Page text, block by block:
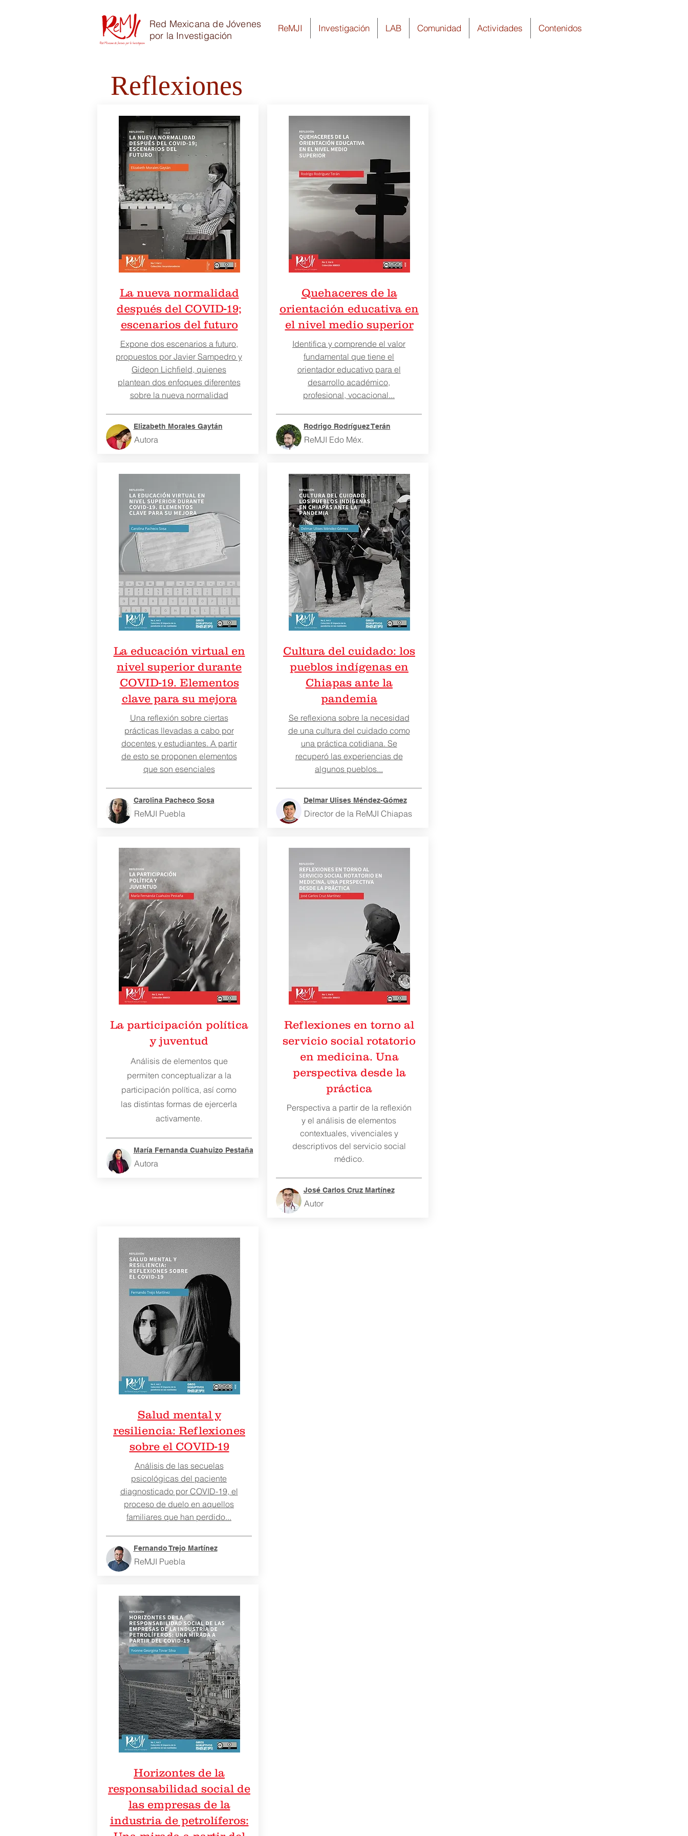
ReMJI Investigación LAB Comunidad Actividades Contenidos
Red Mexicana de Jóvenes
por la Investigación
Reflexiones
La nueva normalidad
después del COVID-19;
escenarios del futuro
Expone dos escenarios a futuro,
propuestos por Javier Sampedro y
Gideon Lichfield, quienes
plantean dos enfoques diferentes
sobre la nueva normalidad
Elizabeth Morales Gaytán
Autora
La educación virtual en
nivel superior durante
COVID-19. Elementos
clave para su mejora
Una reflexión sobre ciertas
prácticas llevadas a cabo por
docentes y estudiantes. A partir
de esto se proponen elementos
que son esenciales
Carolina Pacheco Sosa
ReMJI Puebla
La participación política
y juventud
Análisisde elementos que
permiten conceptualizar a la
participación política, así como
las distintas formas de ejercerla
activamente.
María Fernanda Cuahuizo Pestaña
Autora
Quehaceres de la
orientación educativa en
el nivel medio superior
Identifica y comprende el valor
fundamental que tiene el
orientador educativo para el
desarrollo académico,
profesional, vocacional...
Rodrigo Rodríguez Terán
ReMJI Edo Méx.
Cultura del cuidado: los
pueblos indígenas en
Chiapas ante la
pandemia
Se reflexiona sobre la necesidad
de una cultura del cuidado como
una práctica cotidiana. Se
recuperó las experiencias de
algunos pueblos...
Delmar Ulises Méndez-Gómez
Director de la ReMJI Chiapas
Reflexiones en torno al
servicio social rotatorio
en medicina. Una
perspectiva desde la
práctica
Perspectiva a partir de la reflexión
y el análisis de elementos
contextuales, vivenciales y
descriptivos del servicio social
médico.
José Carlos Cruz Martínez
Autor
Salud mental y
resiliencia: Reflexiones
sobre el COVID-19
Análisis de las secuelas
psicológicas del paciente
diagnosticado por COVID-19, el
proceso de duelo en aquellos
familiares que han perdido...
Fernando Trejo Martínez
ReMJI Puebla
Horizontes de la
responsabilidad social de
las empresas de la
industria de petrolíferos: